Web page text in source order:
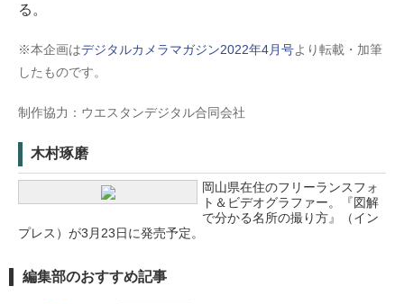
る。
※本企画はデジタルカメラマガジン2022年4月号より転載・加筆
したものです。
制作協力：ウエスタンデジタル合同会社
木村琢磨
岡山県在住のフリーランスフォ
ト＆ビデオグラファー。『図解
で分かる名所の撮り方』（イン
プレス）が3月23日に発売予定。
編集部のおすすめ記事